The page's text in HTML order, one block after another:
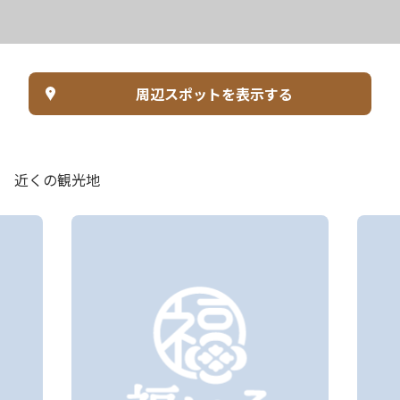
周辺スポットを表示する
近くの観光地